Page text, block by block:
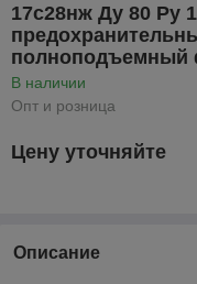
17с28нж Ду 80 Ру
полноподъемный
В наличии
Опт и розница
Цену уточняйте
Описание